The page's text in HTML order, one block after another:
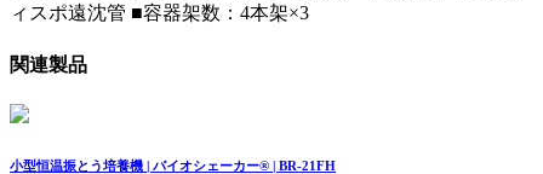
ィスポ遠沈管 ■容器架数：4本架×3
関連製品
小型恒温振とう培養機 | バイオシェーカー® | BR-21FH